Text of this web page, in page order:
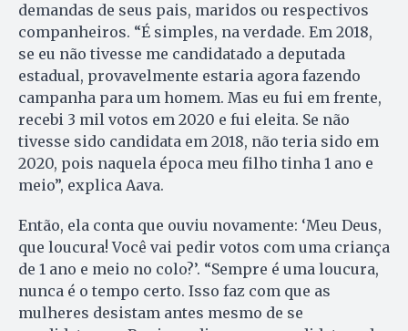
demandas de seus pais, maridos ou respectivos
companheiros. “É simples, na verdade. Em 2018,
se eu não tivesse me candidatado a deputada
estadual, provavelmente estaria agora fazendo
campanha para um homem. Mas eu fui em frente,
recebi 3 mil votos em 2020 e fui eleita. Se não
tivesse sido candidata em 2018, não teria sido em
2020, pois naquela época meu filho tinha 1 ano e
meio”, explica Aava.
Então, ela conta que ouviu novamente: ‘Meu Deus,
que loucura! Você vai pedir votos com uma criança
de 1 ano e meio no colo?’. “Sempre é uma loucura,
nunca é o tempo certo. Isso faz com que as
mulheres desistam antes mesmo de se